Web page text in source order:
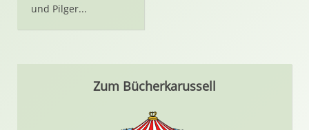
und Pilger...
Zum Bücherkarussell